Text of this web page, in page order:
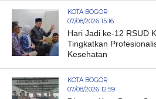
KOTA BOGOR
07/08/2026 15:16
Hari Jadi ke-12 RSUD
Tingkatkan
Kesehatan
KOTA BOGOR
07/08/2026 12:59